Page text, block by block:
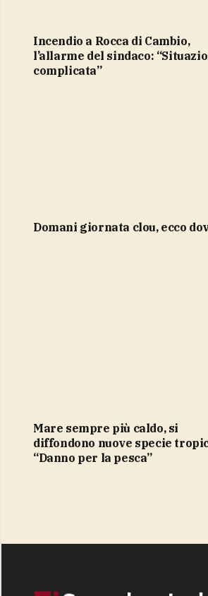
Incendio a Rocca di Cambio,
l’allarme del sindaco:
complicata”
domani giornata clou, ecco
Mare sempre più caldo, si
diffondono nuove specie
“Danno per la pesca”